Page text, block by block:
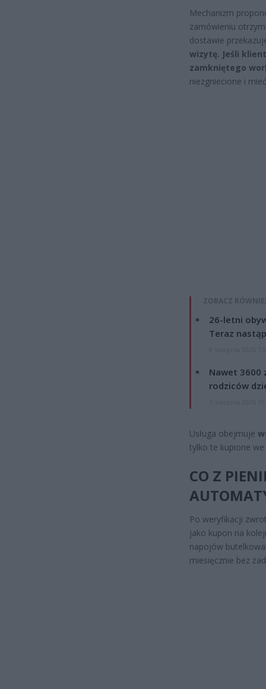
Mechanizm
zamówieniu
dostawie
wizytę. Jeśli
zamkniętego
niezgniecione i
ZOBACZ
26-letni
Teraz
Nawet 3600
rodziców
Usługa obejmuje
tylko te kupione
CO Z
Po weryfikacji
jako kupon na
napojów
miesięcznie bez